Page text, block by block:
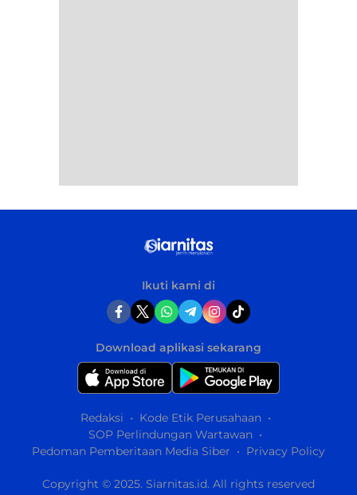
Ikuti kami di
Download aplikasi sekarang
Redaksi
Kode Etik Perusahaan
SOP Perlindungan Wartawan
Pedoman Pemberitaan Media Siber
Privacy Policy
Copyright © 2025. Siarnitas.id. All rights reserved